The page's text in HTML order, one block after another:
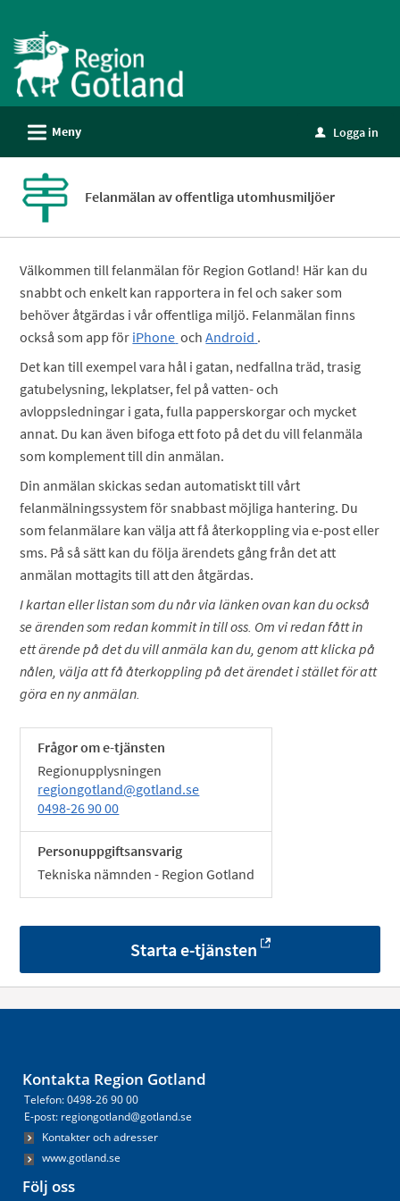
till
tjänster
-
Gotland
L Meny u Logga in
Felanmälan av offentliga utomhusmiljöer
Välkommen till felanmälan för Region Gotland! Här kan du
snabbt och enkelt kan rapportera in fel och saker som
behöver åtgärdas i vår offentliga miljö. Felanmälan finns
också som app för iPhone ochAndroid .
Det kan till exempel vara hål i gatan, nedfallna träd, trasig
gatubelysning, lekplatser, fel på vatten- och
avloppsledningar i gata, fulla papperskorgar och mycket
annat. Du kan även bifoga ett foto på det du vill felanmäla
som komplement till din anmälan.
Din anmälan skickas sedan automatiskt till vårt
felanmälningssystem för snabbast möjliga hantering. Du
som felanmälare kan välja att få återkoppling via e-post eller
sms. På så sätt kan du följa ärendets gång från det att
anmälan mottagits till att den åtgärdas.
I kartan eller listan som du når via länken ovan kan du också
se ärenden som redan kommit in till oss. Om vi redan fått in
ett ärende på det du vill anmäla kan du, genom att klicka på
nålen, välja att få återkoppling på det ärendet i stället för att
göra en ny anmälan.
Frågor om e-tjänsten
Regionupplysningen
regiongotland@gotland.se
0498-26 90 00
Personuppgiftsansvarig
Tekniska nämnden - Region Gotland
Starta e-tjänsten
Kontakta Region Gotland
Telefon: 0498-26 90 00
E-post: regiongotland@gotland.se
Kontakter och adresser
www.gotland.se
Följ oss